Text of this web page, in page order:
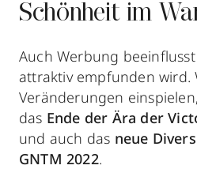
Schönheit im
Auch Werbung beeinflusst
attraktiv empfunden wird.
Veränderungen
das Ende der Ära der
und auch das neue
GNTM 2022.